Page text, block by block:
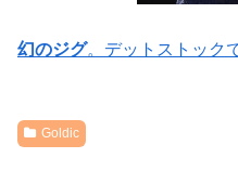
幻のジグ。デットストック
Goldic